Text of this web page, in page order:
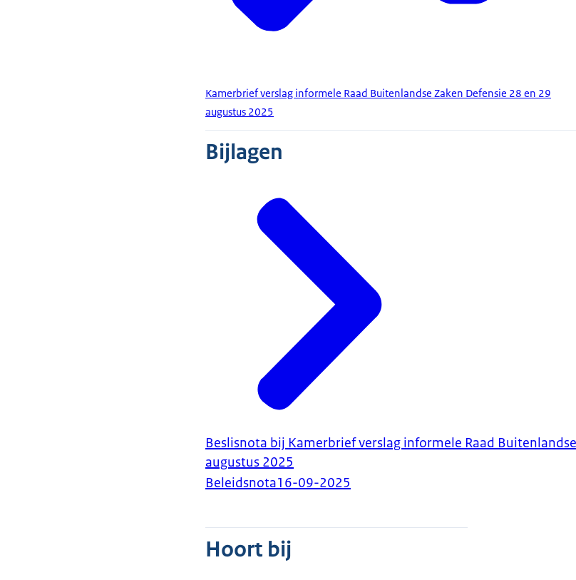
Kamerbrief verslag informele Raad Buitenlandse Zaken Defensie 28 en 29
augustus 2025
Bijlagen
Beslisnota bij Kamerbrief verslag informele Raad
augustus 2025
Beleidsnota16-09-2025
Hoort bij